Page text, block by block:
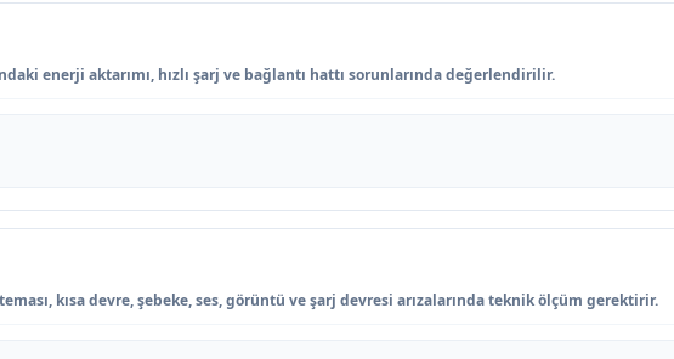
enerji aktarımı, hızlı şarj ve bağlantı hattı sorunlarında değerlendirilir.
kısa devre, şebeke, ses, görüntü ve şarj devresi arızalarında teknik ölçüm gerektirir.